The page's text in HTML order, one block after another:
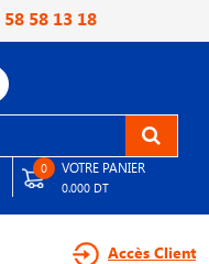
58 58 13 18
0 VOTRE PANIER
0.000 DT
Accès Client